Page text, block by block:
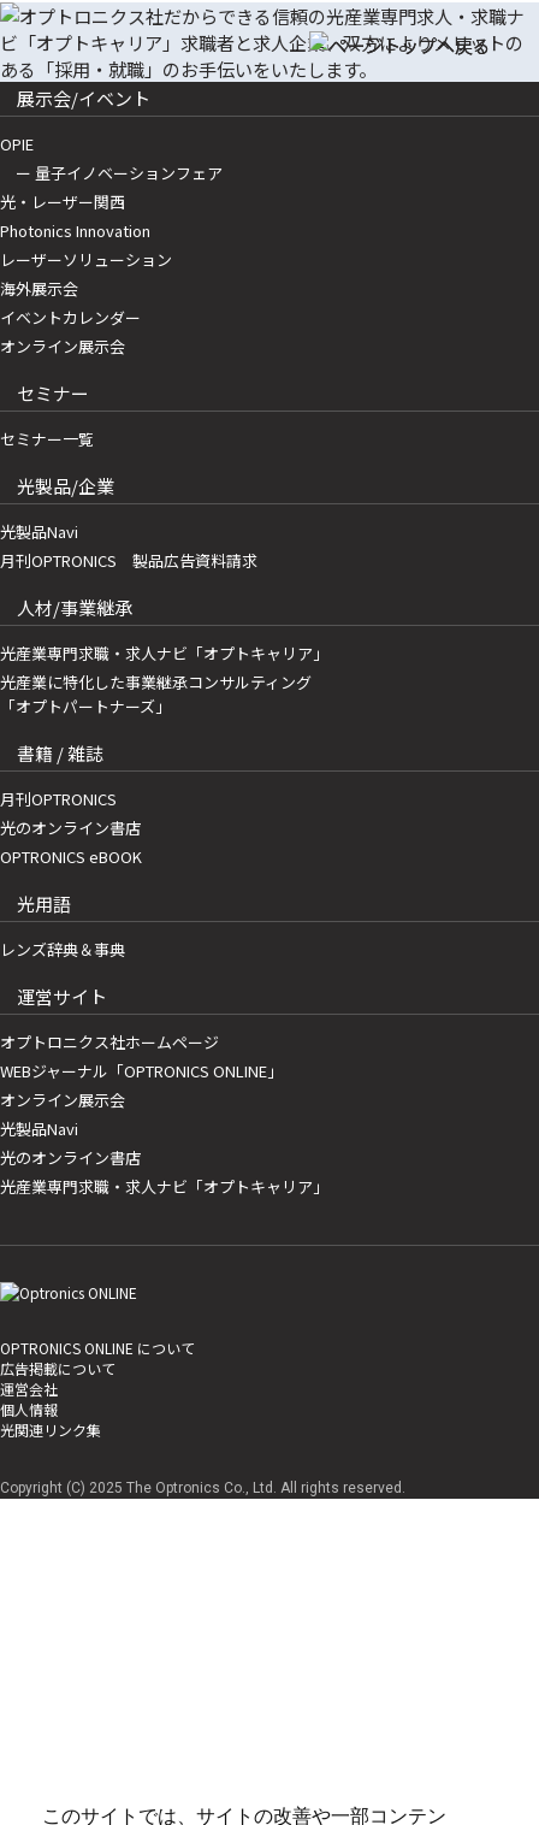
このサイトでは、サイトの改善や一部コンテン
展示会/イベント
OPIE
ー 量子イノベーションフェア
光・レーザー関西
Photonics Innovation
レーザーソリューション
海外展示会
イベントカレンダー
オンライン展示会
セミナー
セミナー一覧
光製品/企業
光製品Navi
月刊OPTRONICS 製品広告資料請求
人材/事業継承
光産業専門求職・求人ナビ「オプトキャリア」
光産業に特化した事業継承コンサルティング
「オプトパートナーズ」
書籍 / 雑誌
月刊OPTRONICS
光のオンライン書店
OPTRONICS eBOOK
光用語
レンズ辞典＆事典
運営サイト
オプトロニクス社ホームページ
WEBジャーナル「OPTRONICS ONLINE」
オンライン展示会
光製品Navi
光のオンライン書店
光産業専門求職・求人ナビ「オプトキャリア」
OPTRONICS ONLINE について
広告掲載について
運営会社
個人情報
光関連リンク集
Copyright (C) 2025 The Optronics Co., Ltd. All rights reserved.